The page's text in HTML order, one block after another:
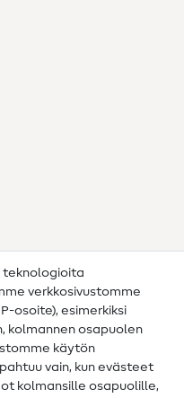
teknologioita
verkkosivustomme
osoite), esimerkiksi
kolmannen osapuolen
käytön
vain, kun evästeet
kolmansille osapuolille,